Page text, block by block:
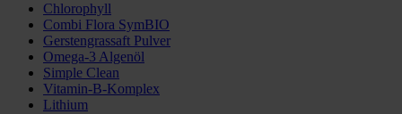
Chlorophyll
Combi Flora SymBIO
Gerstengrassaft Pulver
Omega-3 Algenöl
Simple Clean
Vitamin-B-Komplex
Lithium